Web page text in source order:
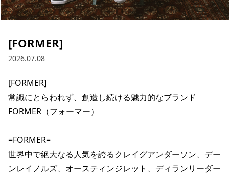
ムラサキスポーツ 公式アプリ
ポイント・クーポンもこのアプリで！
[FORMER]
2026.07.08
[FORMER]
常識にとらわれず、創造し続ける魅力的なブランド
FORMER（フォーマー）
=FORMER=
世界中で絶大なる人気を誇るクレイグアンダーソン、デー
ンレイノルズ、オースティンジレット、ディランリーダー